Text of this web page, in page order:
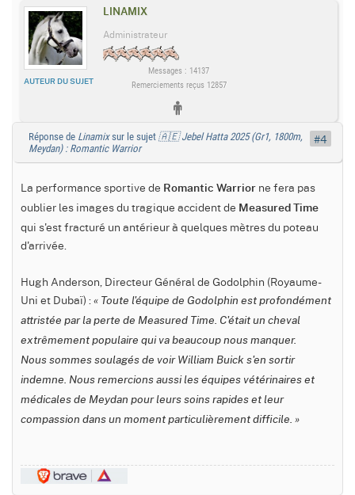
LINAMIX
AUTEUR DU SUJET
Administrateur
Messages : 14137
Remerciements reçus 12857
Réponse de Linamixsur le sujet 🇦🇪 Jebel Hatta 2025 (Gr1, 1800m,
Meydan) : Romantic Warrior
La performance sportive de Romantic Warrior ne fera pas
oublier les images du tragique accident de Measured Time
qui s'est fracturé un antérieur à quelques mètres du poteau
d'arrivée.
Hugh Anderson, Directeur Général de Godolphin (Royaume-
Uni et Dubaï) : « Toute l'équipe de Godolphin est profondément
attristée par la perte de Measured Time. C'était un cheval
extrêmement populaire qui va beaucoup nous manquer.
Nous sommes soulagés de voir William Buick s'en sortir
indemne. Nous remercions aussi les équipes vétérinaires et
médicales de Meydan pour leurs soins rapides et leur
compassion dans un moment particulièrement difficile. »
#4